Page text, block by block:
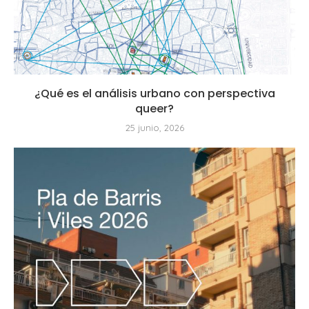
¿Qué es el análisis urbano con perspectiva
queer?
25 junio, 2026